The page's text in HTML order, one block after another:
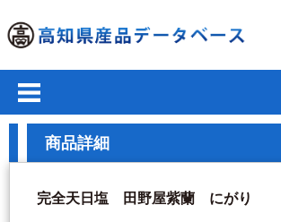
商品詳細
完全天日塩 田野屋紫蘭 にがり